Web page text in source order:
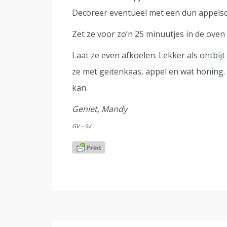
Decoreer eventueel met een dun
Zet ze voor zo’n 25 minuutjes in de
Laat ze even afkoelen. Lekker als
ze met geitenkaas, appel en wat
kan.
Geniet, Mandy
GV – SV